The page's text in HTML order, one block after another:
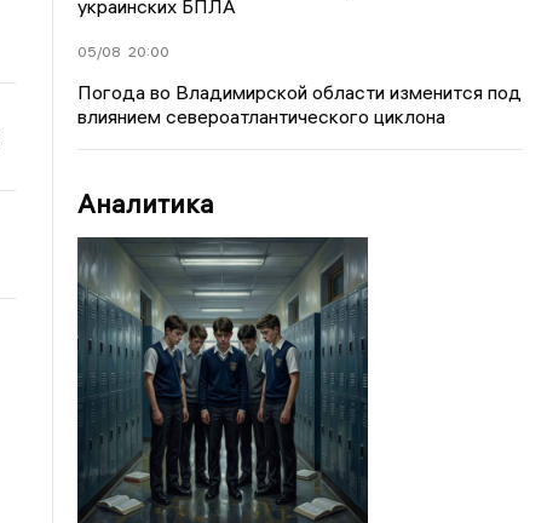
украинских БПЛА
05/08 20:00
Погода во Владимирской области изменится под
влиянием североатлантического циклона
Аналитика